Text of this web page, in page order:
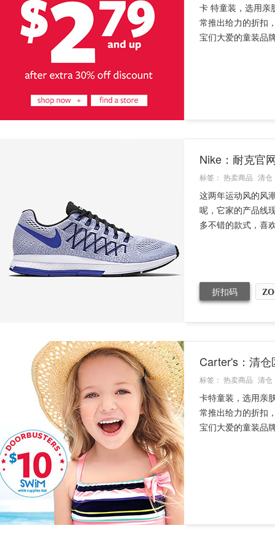
卡 特童装，选用亲
常推出给力的折扣
宝们大爱的童装品
Nike：耐克官
标签： 热卖商品 清仓
这两年运动风的风
呢，它家的产品线
多不错的款式，喜
折扣码
Carter's：清
标签： 热卖商品 清仓
卡特童装，选用亲
常推出给力的折扣
宝们大爱的童装品